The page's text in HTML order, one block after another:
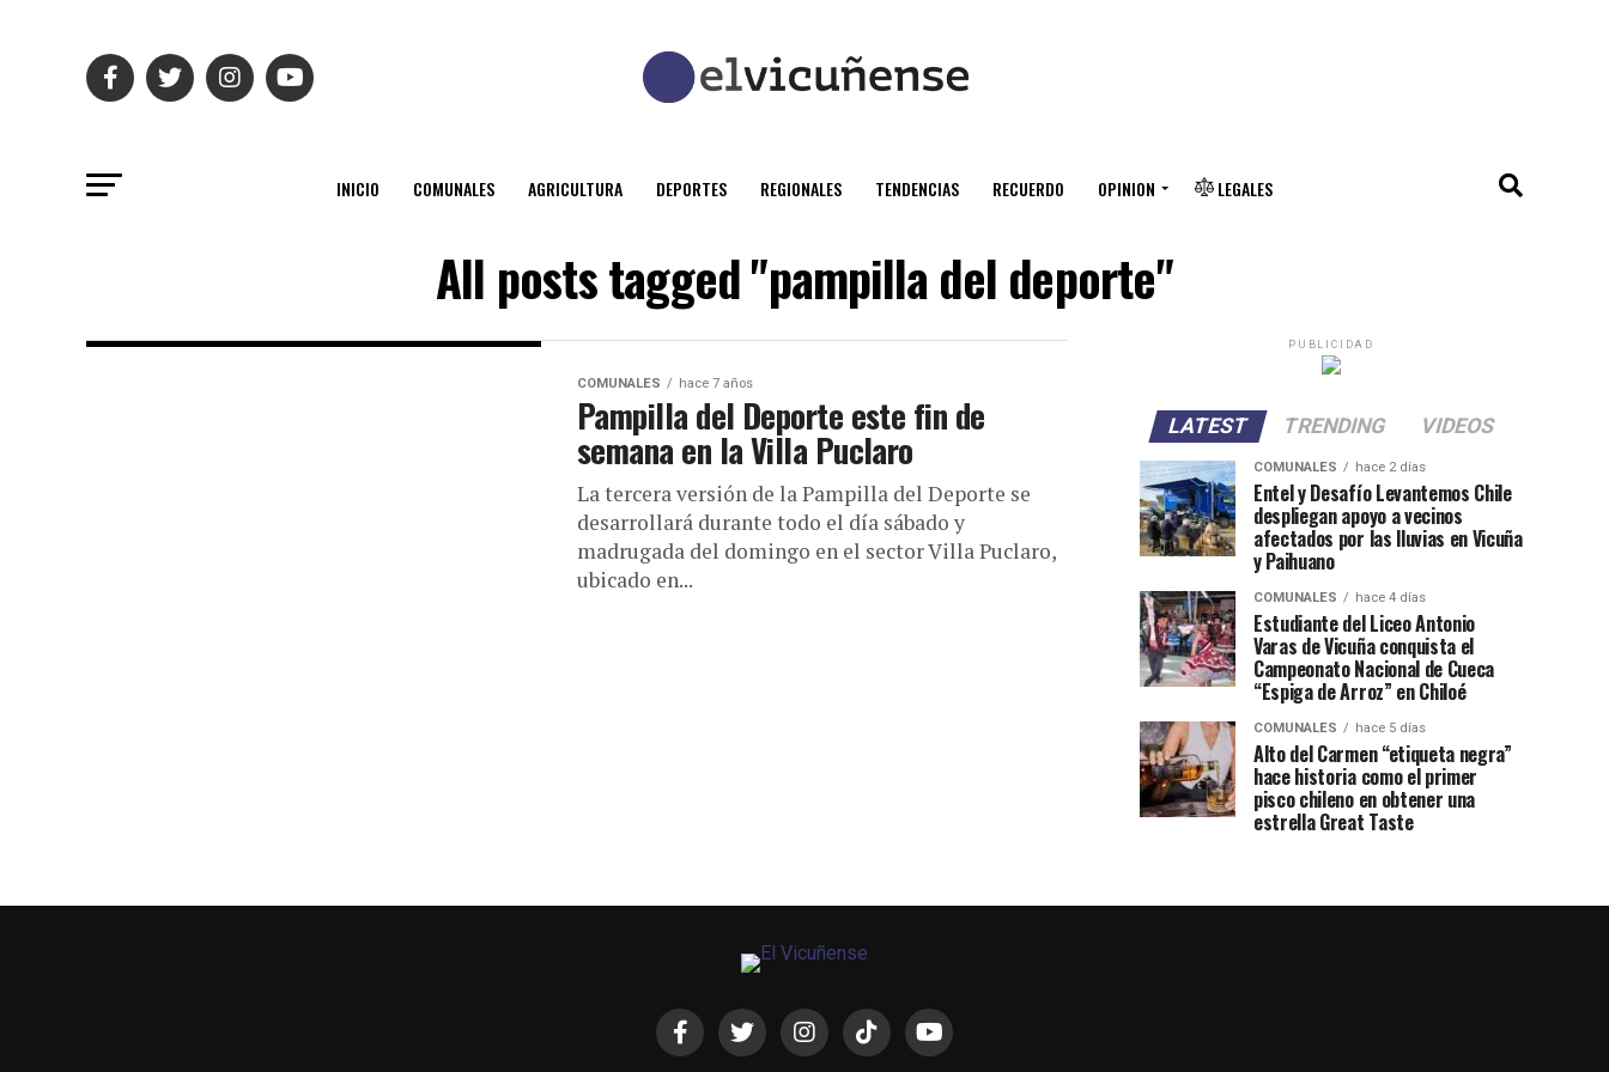
INICIO COMUNALES AGRICULTURA DEPORTES REGIONALES TENDENCIAS RECUERDO OPINION LEGALES
All posts tagged "pampilla del deporte"
COMUNALES hace 7 años
Pampilla del Deporte este fin de
semana en la Villa Puclaro
La tercera versión de la Pampilla del Deporte se
desarrollará durante todo el día sábado y
madrugada del domingo en el sector Villa Puclaro,
ubicado en...
PUBLICIDAD
LATEST TRENDING VIDEOS
COMUNALES hace 2 días
Entel y Desafío Levantemos Chile
despliegan apoyo a vecinos
afectados por las lluvias en Vicuña
y Paihuano
COMUNALES hace 4 días
Estudiante del Liceo Antonio
Varas de Vicuña conquista el
Campeonato Nacional de Cueca
“Espiga de Arroz” en Chiloé
COMUNALES hace 5 días
Alto del Carmen “etiqueta negra”
hace historia como el primer
pisco chileno en obtener una
estrella Great Taste